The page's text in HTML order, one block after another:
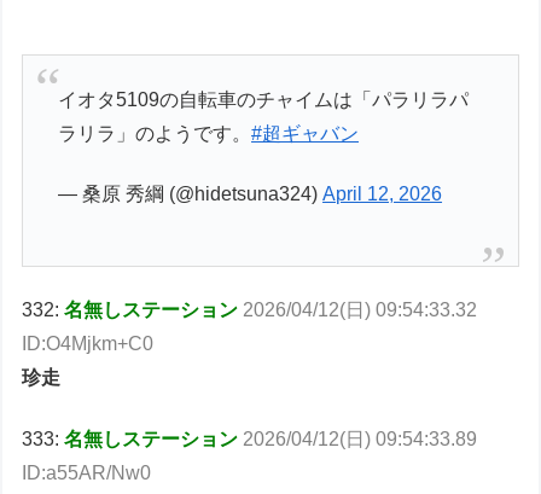
イオタ5109の自転車のチャイムは「パラリラパ
ラリラ」のようです。#超ギャバン
— 桑原 秀綱 (@hidetsuna324)April 12, 2026
332:名無しステーション 2026/04/12(日) 09:54:33.32
ID:O4Mjkm+C0
珍走
333:名無しステーション 2026/04/12(日) 09:54:33.89
ID:a55AR/Nw0